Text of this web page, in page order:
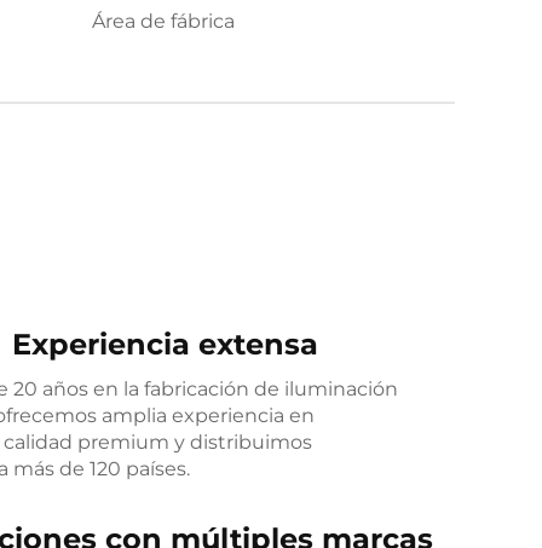
Área de fábrica
Experiencia extensa
20 años en la fabricación de iluminación
amplia experiencia en
calidad premium y distribuimos
más de 120 países.
con múltiples marcas